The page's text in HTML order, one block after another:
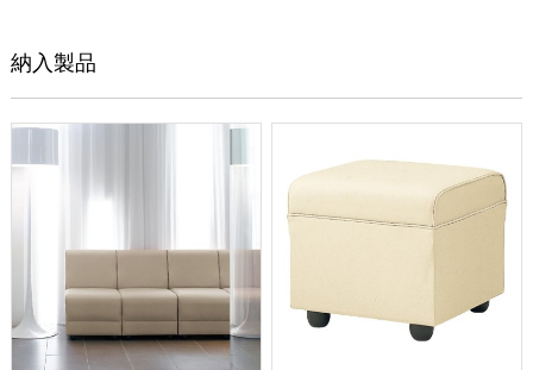
納入製品